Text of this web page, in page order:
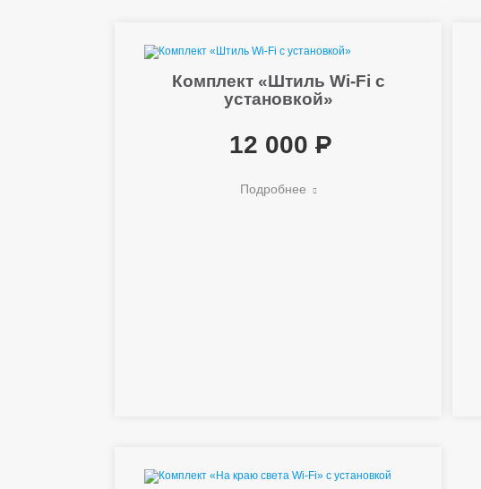
Комплект «Штиль Wi-Fi с
установкой»
12 000
Подробнее